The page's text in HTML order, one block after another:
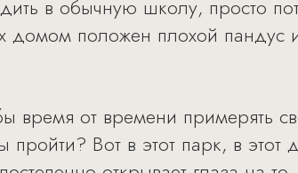
в обычную школу, просто
домом положен плохой пандус
время от времени примерять
Вот в этот парк, в этот